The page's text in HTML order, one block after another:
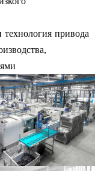
технология привода